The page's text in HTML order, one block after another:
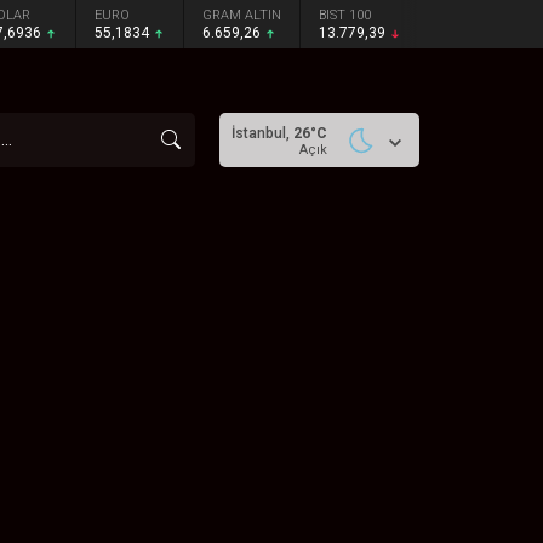
EURO
55,1834
GRAM ALTIN
6.659,26
BIST 100
13.779,39
İstanbul, 26°C
Açık